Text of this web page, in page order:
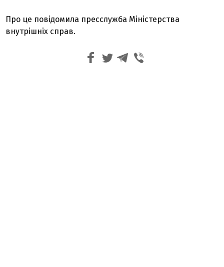
Про це повідомила пресслужба Міністерства
внутрішніх справ.